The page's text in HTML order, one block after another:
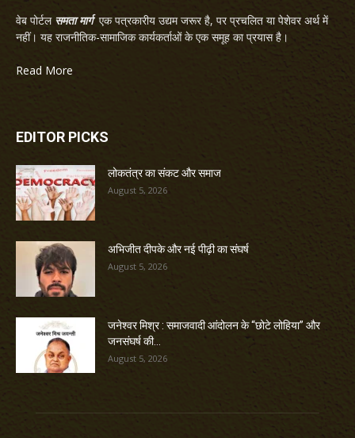
वेब पोर्टल समता मार्गएक पत्रकारीय उद्यम जरूर है, पर प्रचलित या पेशेवर अर्थ में
नहीं। यह राजनीतिक-सामाजिक कार्यकर्ताओं के एक समूह का प्रयास है।
Read More
EDITOR PICKS
लोकतंत्र का संकट और समाज
August 5, 2026
अभिजीत दीपके और नई पीढ़ी का संघर्ष
August 5, 2026
जनेश्वर मिश्र : समाजवादी आंदोलन के “छोटे लोहिया” और
जनसंघर्ष की...
August 5, 2026